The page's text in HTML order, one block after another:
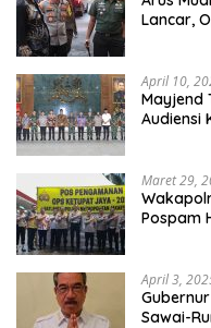
Lancar,
April 10,
Mayjend
Audiensi
Maret 29,
Pospam
April 3,
Sawai-